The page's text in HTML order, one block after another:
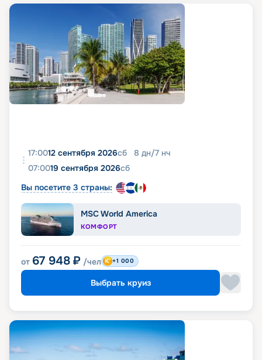
17:0012 сентября 2026сб 8 дн/7 нч
07:0019 сентября 2026сб
Вы посетите 3 страны:
MSC World America
КОМФОРТ
от 67 948 ₽ /чел +1 000
Выбрать круиз